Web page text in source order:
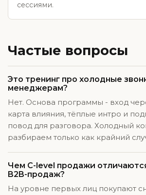
сессиями.
Частые вопросы
Это тренинг про холодные
менеджерам?
Нет. Основа программы - вход
карта влияния, тёплые интро и
повод для разговора. Холодный
разбираем только как крайний
Чем C-level продажи
B2B-продаж?
На уровне первых лиц покупают